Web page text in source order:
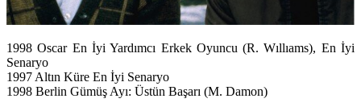
1998 Oscar En İyi Yardımcı Erkek Oyuncu (R. Wıllıams), En İyi
Senaryo
1997 Altın Küre En İyi Senaryo
1998 Berlin Gümüş Ayı: Üstün Başarı (M. Damon)